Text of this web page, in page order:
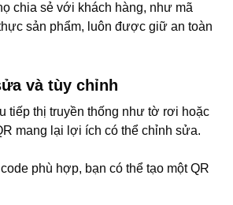
chia sẻ với khách hàng, như mã
sản phẩm, luôn được giữ an toàn
và tùy chỉnh
tiếp thị truyền thống như tờ rơi hoặc
mang lại lợi ích có thể chỉnh sửa.
phù hợp, bạn có thể tạo một QR